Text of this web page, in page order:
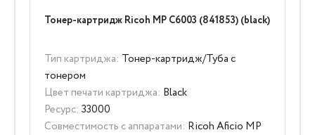
Тонер-картридж Ricoh MP C6003 (841853) (black)
Тип картриджа: Тонер-картридж/Туба с
тонером
Цвет печати картриджа: Black
Ресурс: 33000
Совместимость с аппаратами: Ricoh Aficio MP